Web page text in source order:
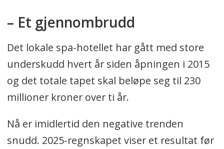
– Et gjennombrudd
Det lokale spa-hotellet har gått med store
underskudd hvert år siden åpningen i 2015
og det totale tapet skal beløpe seg til 230
millioner kroner over ti år.
Nå er imidlertid den negative trenden
snudd. 2025-regnskapet viser et resultat før